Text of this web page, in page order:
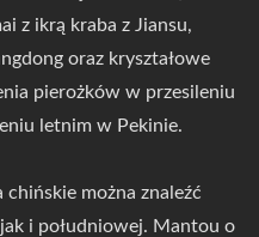
z ikrą kraba z Jiansu,
oraz kryształowe
pierożków w przesileniu
letnim w Pekinie.
chińskie można znaleźć
i południowej. Mantou o